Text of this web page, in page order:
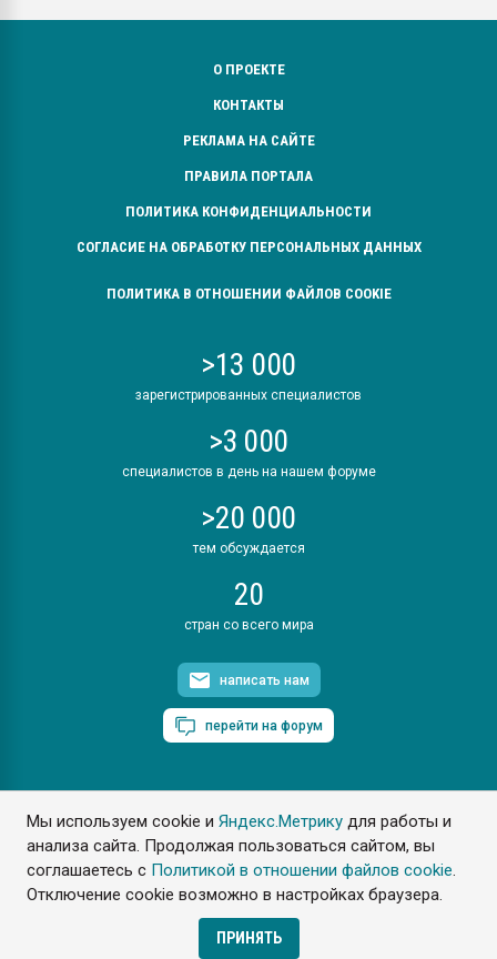
Мы используем cookie иЯндекс.Метрику для работы и
анализа сайта. Продолжая пользоваться сайтом, вы
соглашаетесь с Политикой в отношении файлов cookie.
Отключение cookie возможно в настройках браузера.
ПРИНЯТЬ
О ПРОЕКТЕ
КОНТАКТЫ
РЕКЛАМА НА САЙТЕ
ПРАВИЛА ПОРТАЛА
ПОЛИТИКА КОНФИДЕНЦИАЛЬНОСТИ
СОГЛАСИЕ НА ОБРАБОТКУ ПЕРСОНАЛЬНЫХ ДАННЫХ
ПОЛИТИКА В ОТНОШЕНИИ ФАЙЛОВ COOKIE
>13 000
зарегистрированных специалистов
>3 000
специалистов в день на нашем форуме
>20 000
тем обсуждается
20
стран со всего мира
написать нам
перейти на форум
ПластЭксперт © 2006. Все права защищены
Разрешается копирование материалов сайта с обязательной
ссылкой на www.e-plastic.ru
Разработка сайта